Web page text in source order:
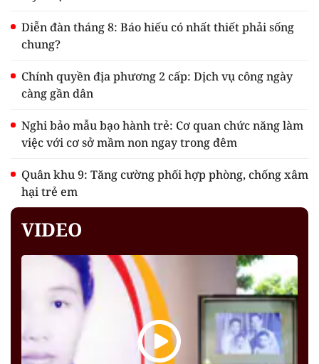
Diễn đàn tháng 8: Báo hiếu có nhất thiết phải sống
chung?
Chính quyền địa phương 2 cấp: Dịch vụ công ngày
càng gần dân
Nghi bảo mẫu bạo hành trẻ: Cơ quan chức năng làm
việc với cơ sở mầm non ngay trong đêm
Quân khu 9: Tăng cường phối hợp phòng, chống xâm
hại trẻ em
VIDEO